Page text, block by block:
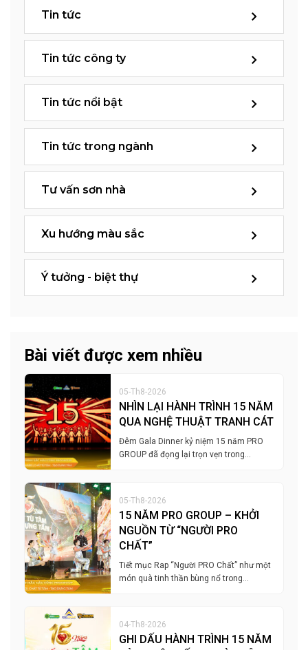
Tin tức
Tin tức công ty
Tin tức nổi bật
Tin tức trong ngành
Tư vấn sơn nhà
Xu hướng màu sắc
Ý tưởng - biệt thự
Bài viết được xem nhiều
05-Th8-2026
NHÌN LẠI HÀNH TRÌNH 15 NĂM
QUA NGHỆ THUẬT TRANH CÁT
Đêm Gala Dinner kỷ niệm 15 năm PRO
GROUP đã đọng lại trọn vẹn trong…
05-Th8-2026
15 NĂM PRO GROUP – KHỞI
NGUỒN TỪ “NGƯỜI PRO
CHẤT”
Tiết mục Rap “Người PRO Chất” như một
món quà tinh thần bùng nổ trong…
04-Th8-2026
GHI DẤU HÀNH TRÌNH 15 NĂM